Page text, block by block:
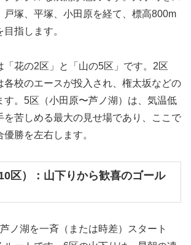
戸塚、平塚、小田原を経て、標高800m
指します。
「花の2区」と「山の5区」です。2区
各校のエースが投入され、権太坂などの
す。5区（小田原〜芦ノ湖）は、気温低
を苦しめる最大の見せ場であり、ここで
勝を左右します。
区）：山下りから歓喜のゴール
ノ湖を一斉（または時差）スタート